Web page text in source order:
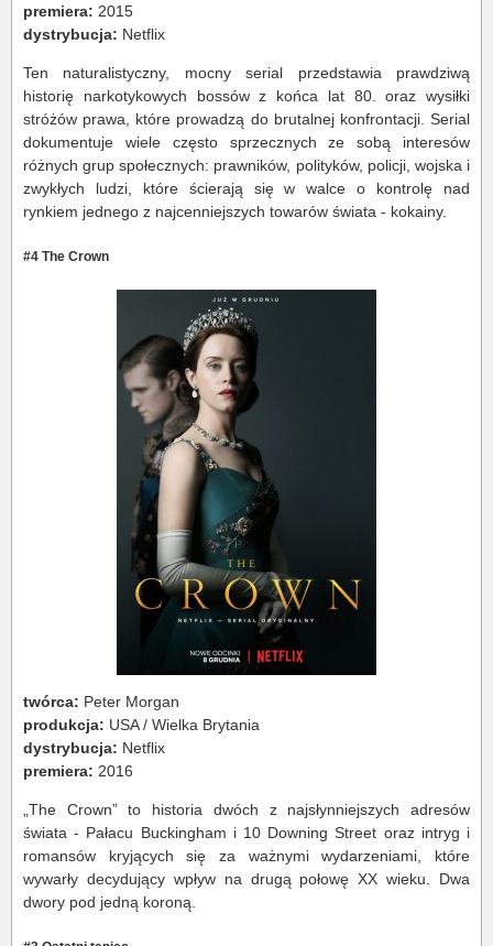
premiera: 2015
dystrybucja: Netflix
Ten naturalistyczny, mocny serial przedstawia prawdziwą
historię narkotykowych bossów z końca lat 80. oraz wysiłki
stróżów prawa, które prowadzą do brutalnej konfrontacji. Serial
dokumentuje wiele często sprzecznych ze sobą interesów
różnych grup społecznych: prawników, polityków, policji, wojska i
zwykłych ludzi, które ścierają się w walce o kontrolę nad
rynkiem jednego z najcenniejszych towarów świata - kokainy.
#4 The Crown
twórca: Peter Morgan
produkcja: USA / Wielka Brytania
dystrybucja: Netflix
premiera: 2016
„The Crown” to historia dwóch z najsłynniejszych adresów
świata - Pałacu Buckingham i 10 Downing Street oraz intryg i
romansów kryjących się za ważnymi wydarzeniami, które
wywarły decydujący wpływ na drugą połowę XX wieku. Dwa
dwory pod jedną koroną.